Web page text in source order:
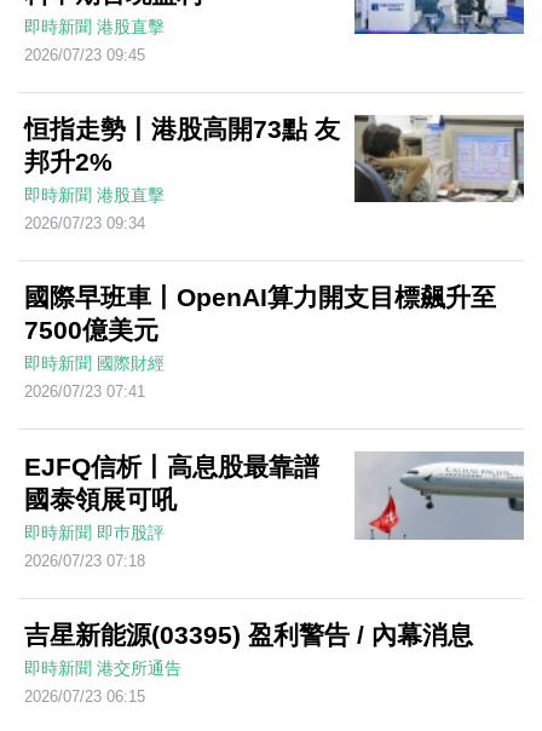
即時新聞 港股直擊
2026/07/23 09:45
恒指走勢丨港股高開73點 友
邦升2%
即時新聞 港股直擊
2026/07/23 09:34
國際早班車丨OpenAI算力開支目標飆升至
7500億美元
即時新聞 國際財經
2026/07/23 07:41
EJFQ信析丨高息股最靠譜
國泰領展可吼
即時新聞 即巿股評
2026/07/23 07:18
吉星新能源(03395) 盈利警告 / 內幕消息
即時新聞 港交所通告
2026/07/23 06:15